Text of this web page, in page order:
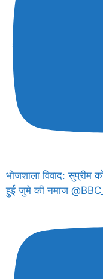
भोजशाला विवाद: सुप्रीम
हुई जुमे की नमाज